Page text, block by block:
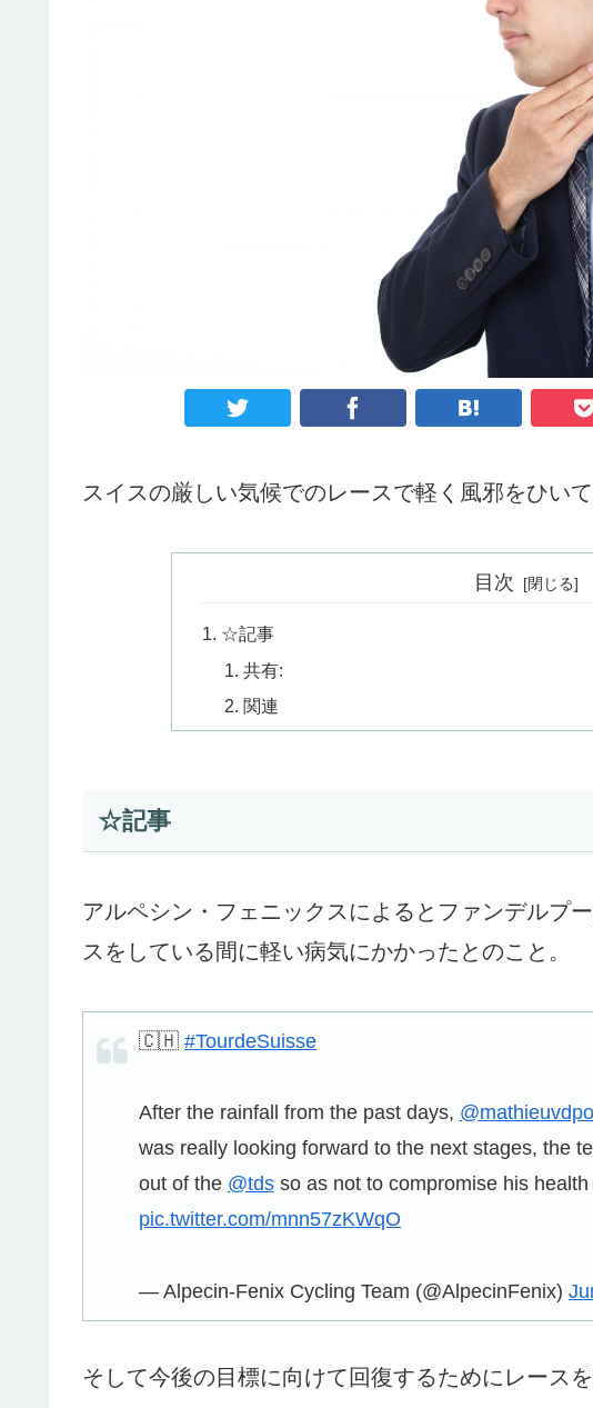
スイスの厳しい気候でのレースで軽く風邪をひい
目次
☆記事
共有:
関連
☆記事
アルペシン・フェニックスによるとファンデルプ
スをしている間に軽い病気にかかったとのこと。
🇨🇭 #TourdeSuisse
After the rainfall from the past days,
was really looking forward to the next stages, the
out of the @tds so as not to compromise his
pic.twitter.com/mnn57zKWqO
— Alpecin-Fenix Cycling Team (@AlpecinFenix)
そして今後の目標に向けて回復するためにレース